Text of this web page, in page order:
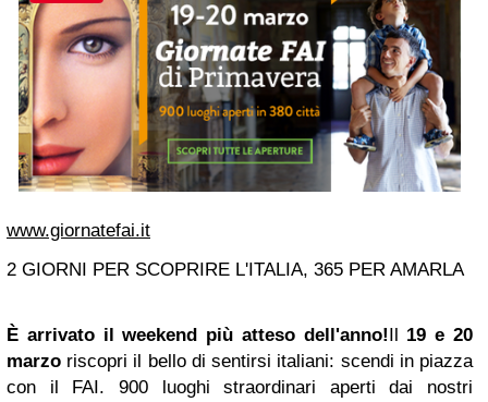
www.giornatefai.it
2 GIORNI PER SCOPRIRE L'ITALIA, 365 PER AMARLA
È arrivato il weekend più atteso dell'anno!
19 e 20
marzo riscopri il bello di sentirsi italiani: scendi in piazza
con il FAI. 900 luoghi straordinari aperti dai nostri